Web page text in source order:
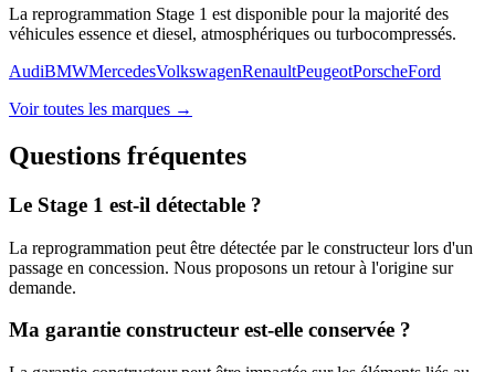
La reprogrammation Stage 1 est disponible pour la majorité des
véhicules essence et diesel, atmosphériques ou turbocompressés.
AudiBMWMercedesVolkswagenRenaultPeugeotPorscheFord
Voir toutes les marques →
Questions fréquentes
Le Stage 1 est-il détectable ?
La reprogrammation peut être détectée par le constructeur lors d'un
passage en concession. Nous proposons un retour à l'origine sur
demande.
Ma garantie constructeur est-elle conservée ?